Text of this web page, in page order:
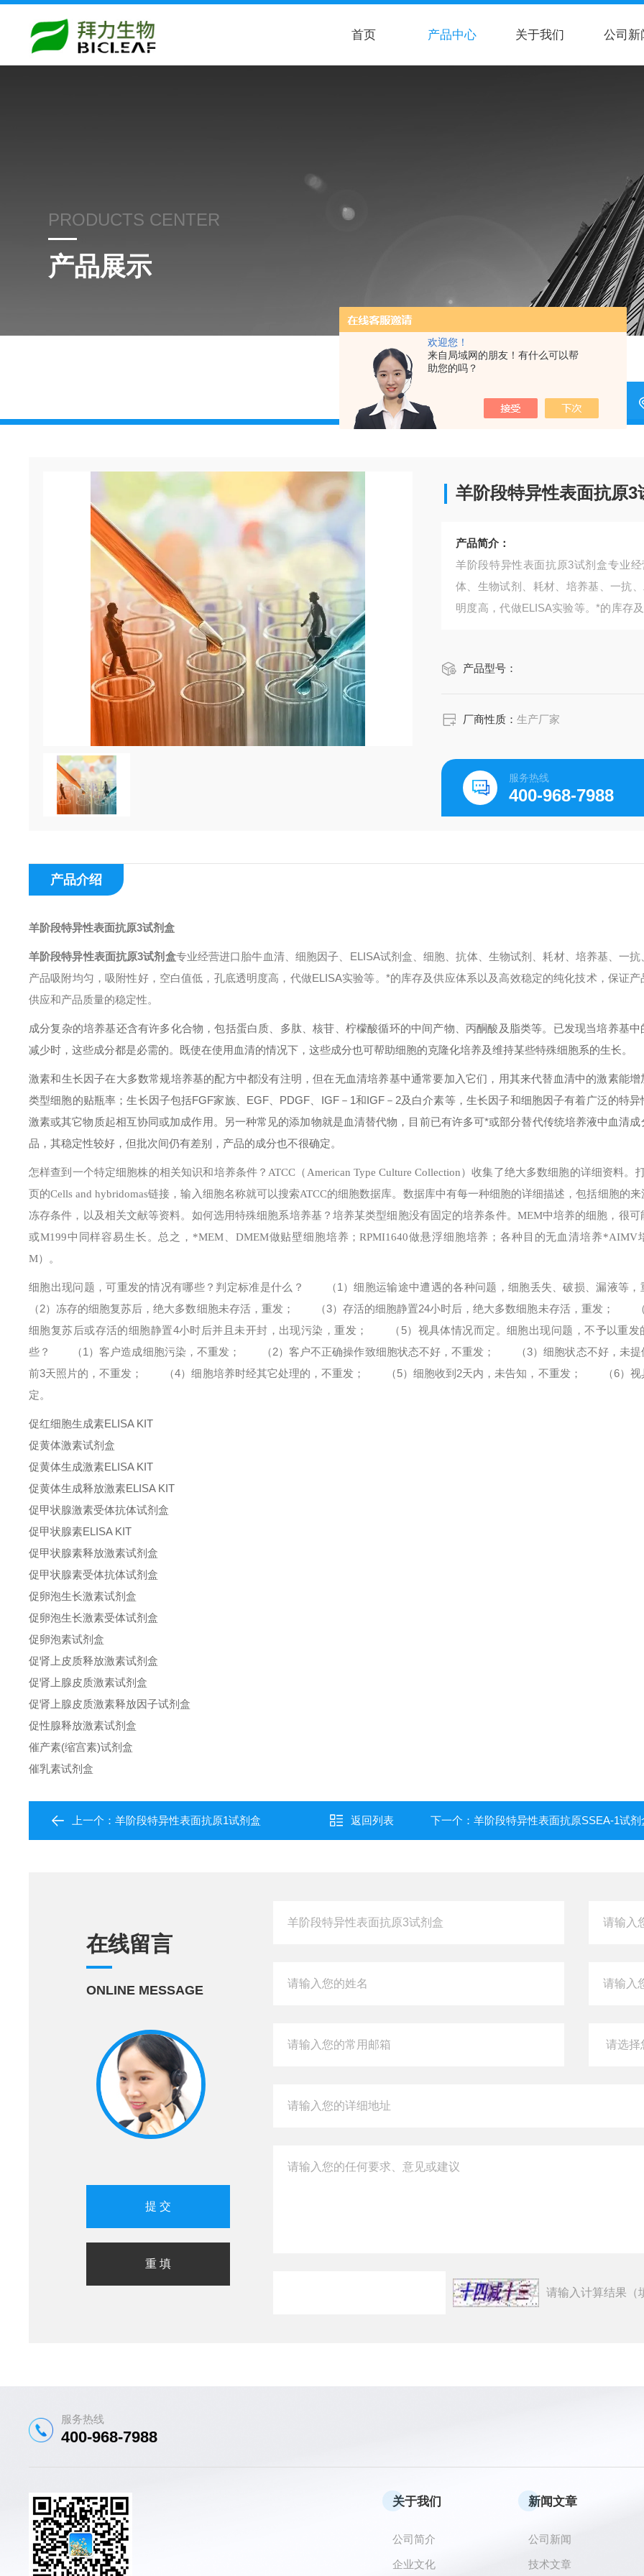
欢迎您！
来自局域网的朋友！有什么可以帮
助您的吗？
首页 产品中心 关于我们 公司新
PRODUCTS CENTER
产品展示
羊阶段特异性表面抗原3
产品简介：
羊阶段特异性表面抗原3试剂盒​专业
体、生物试剂、耗材、培养基、一抗
明度高，代做ELISA实验等。*的库存
产品型号：
厂商性质：生产厂家
服务热线
400-968-7988
产品介绍
羊阶段特异性表面抗原3试剂盒
羊阶段特异性表面抗原3试剂盒专业经营进口胎牛血清、细胞因子、ELISA试剂盒、细胞、抗体、生物试剂、耗材、培养基、一抗
产品吸附均匀，吸附性好，空白值低，孔底透明度高，代做ELISA实验等。*的库存及供应体系以及高效稳定的纯化技术，保证产
供应和产品质量的稳定性。
成分复杂的培养基还含有许多化合物，包括蛋白质、多肽、核苷、柠檬酸循环的中间产物、丙酮酸及脂类等。已发现当培养基中
减少时，这些成分都是必需的。既使在使用血清的情况下，这些成分也可帮助细胞的克隆化培养及维持某些特殊细胞系的生长。
激素和生长因子在大多数常规培养基的配方中都没有注明，但在无血清培养基中通常要加入它们，用其来代替血清中的激素能增
类型细胞的贴瓶率；生长因子包括FGF家族、EGF、PDGF、IGF－1和IGF－2及白介素等，生长因子和细胞因子有着广泛的特异
激素或其它物质起相互协同或加成作用。另一种常见的添加物就是血清替代物，目前已有许多可*或部分替代传统培养液中血清成
品，其稳定性较好，但批次间仍有差别，产品的成分也不很确定。
怎样查到一个特定细胞株的相关知识和培养条件？ ATCC（American Type Culture Collection）收集了绝大多数细胞的详细资料。
页的Cells and hybridomas链接，输入细胞名称就可以搜索ATCC的细胞数据库。数据库中有每一种细胞的详细描述，包括细胞的
冻存条件，以及相关文献等资料。 如何选用特殊细胞系培养基？ 培养某类型细胞没有固定的培养条件。MEM中培养的细胞，很可
或M199中同样容易生长。总之，*MEM、DMEM做贴壁细胞培养；RPMI1640做悬浮细胞培养；各种目的无血清培养*AIMV
M）。
细胞出现问题，可重发的情况有哪些？判定标准是什么？
（1）细胞运输途中遭遇的各种问题，细胞丢失、破损、漏液等，
（2）冻存的细胞复苏后，绝大多数细胞未存活，重发；
（3）存活的细胞静置24小时后，绝大多数细胞未存活，重发；
（4
细胞复苏后或存活的细胞静置4小时后并且未开封，出现污染，重发；
（5）视具体情况而定。细胞出现问题，不予以重发
些？
（1）客户造成细胞污染，不重发； （2）客户不正确操作致细胞状态不好，不重发；
（3）细胞状态不好，未提
前3天照片的，不重发；
（4）细胞培养时经其它处理的，不重发； （5）细胞收到2天内，未告知，不重发；
（6）视
定。
促红细胞生成素ELISA KIT
促黄体激素试剂盒
促黄体生成激素ELISA KIT
促黄体生成释放激素ELISA KIT
促甲状腺激素受体抗体试剂盒
促甲状腺素ELISA KIT
促甲状腺素释放激素试剂盒
促甲状腺素受体抗体试剂盒
促卵泡生长激素试剂盒
促卵泡生长激素受体试剂盒
促卵泡素试剂盒
促肾上皮质释放激素试剂盒
促肾上腺皮质激素试剂盒
促肾上腺皮质激素释放因子试剂盒
促性腺释放激素试剂盒
催产素(缩宫素)试剂盒
催乳素试剂盒
上一个： 羊阶段特异性表面抗原1试剂盒 返回列表 下一个： 羊阶段特异性表面抗原SSEA-1试剂
在线留言
ONLINE MESSAGE
请输入计算结果（
服务热线
400-968-7988
关于我们
公司简介
企业文化
新闻文章
公司新闻
技术文章